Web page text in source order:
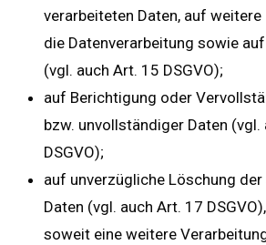
verarbeiteten Daten, auf
die Datenverarbeitung sowie
(vgl. auch Art. 15 DSGVO);
auf Berichtigung oder
bzw. unvollständiger Daten (vgl.
DSGVO);
auf unverzügliche Löschung
Daten (vgl. auch Art. 17
soweit eine weitere